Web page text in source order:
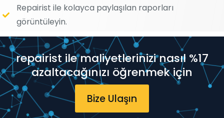
Repairist ile kolayca paylaşılan raporları
görüntüleyin.
repairist ile maliyetlerinizi nasıl %17
azaltacağınızı öğrenmek için
Bize Ulaşın